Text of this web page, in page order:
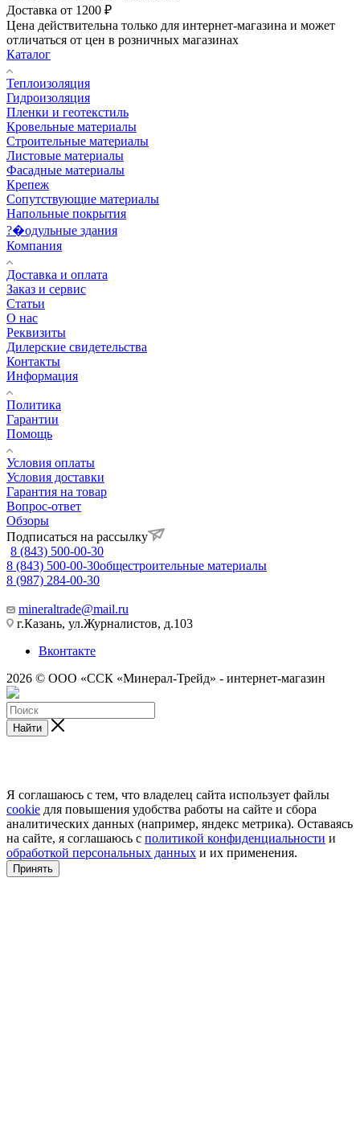
Доставка от 1200 ₽
Цена действительна только для интернет-магазина и может
отличаться от цен в розничных магазинах
Каталог
Теплоизоляция
Гидроизоляция
Пленки и геотекстиль
Кровельные материалы
Строительные материалы
Листовые материалы
Фасадные материалы
Крепеж
Сопутствующие материалы
Напольные покрытия
?�одульные здания
Компания
Доставка и оплата
Заказ и сервис
Статьи
О нас
Реквизиты
Дилерские свидетельства
Контакты
Информация
Политика
Гарантии
Помощь
Условия оплаты
Условия доставки
Гарантия на товар
Вопрос-ответ
Обзоры
Подписаться на рассылку
8 (843) 500-00-30
8 (843) 500-00-30общестроительные материалы
8 (987) 284-00-30
mineraltrade@mail.ru
г.Казань, ул.Журналистов, д.103
Вконтакте
2026 © ООО «ССК «Минерал-Трейд» - интернет-магазин
Найти
Я соглашаюсь с тем, что владелец сайта использует файлы
cookie для повышения удобства работы на сайте и сбора
аналитических данных (например, яндекс метрика). Оставаясь
на сайте, я соглашаюсь с политикой конфиденциальности и
обработкой персональных данных и их применения.
Принять